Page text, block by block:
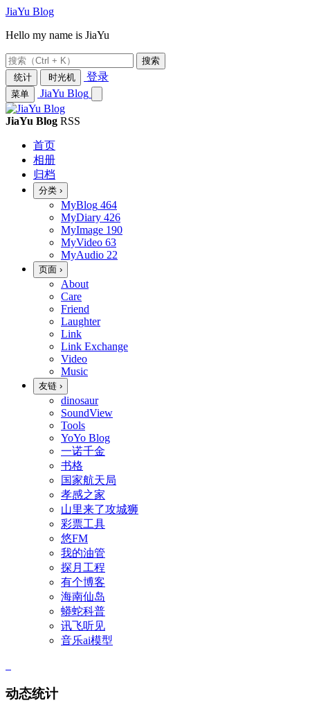
JiaYu Blog
Hello my name is JiaYu
搜索
统计
时光机 登录
菜单 JiaYu Blog
JiaYu Blog RSS
首页
相册
归档
分类 ›
MyBlog 464
MyDiary 426
MyImage 190
MyVideo 63
MyAudio 22
页面 ›
About
Care
Friend
Laughter
Link
Link Exchange
Video
Music
友链 ›
dinosaur
SoundView
Tools
YoYo Blog
一诺千金
书格
国家航天局
孝感之家
山里来了攻城狮
彩票工具
悠FM
我的油管
探月工程
有个博客
海南仙岛
蟒蛇科普
讯飞听见
音乐ai模型
动态统计